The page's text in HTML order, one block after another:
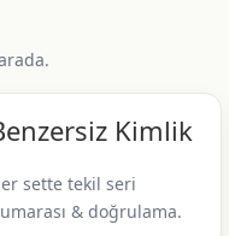
Kimlik
sette tekil seri
& doğrulama.